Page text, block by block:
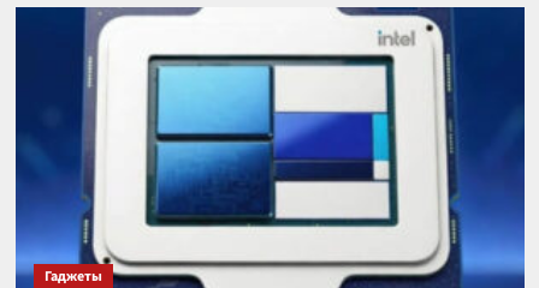
Гаджеты